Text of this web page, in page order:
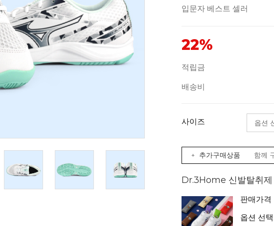
입문자 베스트 셀러
22%
적립금
배송비
사이즈
+ 추가구매상품 함께
Dr.3Home 신발탈취
판매가격
옵션 선택